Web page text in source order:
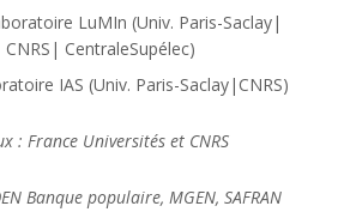
LuMIn (Univ. Paris-Saclay|
CentraleSupélec)
IAS (Univ. Paris-Saclay|CNRS)
: France Universités et CNRS
Banque populaire, MGEN, SAFRAN